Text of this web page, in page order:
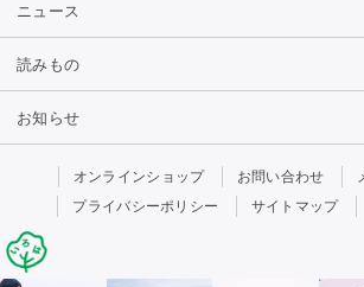
ニュース
読みもの
お知らせ
オンラインショップ お問い合わせ
プライバシーポリシー
サイトマップ